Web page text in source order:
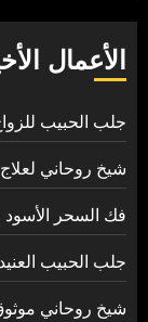
الأعمال
جلب الحبيب
شيخ روحاني
فك السحر
جلب الحبيب
شيخ روحاني